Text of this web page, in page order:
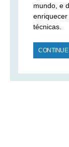
mundo, e
técnicas.